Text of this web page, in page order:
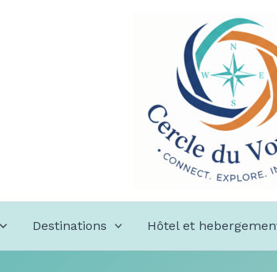
Destinations Hôtel et